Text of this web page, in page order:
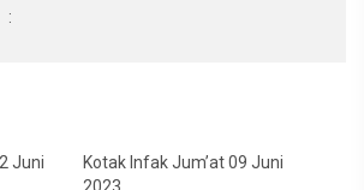
:
Juni
Kotak Infak Jum’at 09 Juni